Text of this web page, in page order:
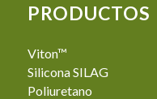
PRODUCTOS
Viton™
Silicona SILAG
Poliuretano